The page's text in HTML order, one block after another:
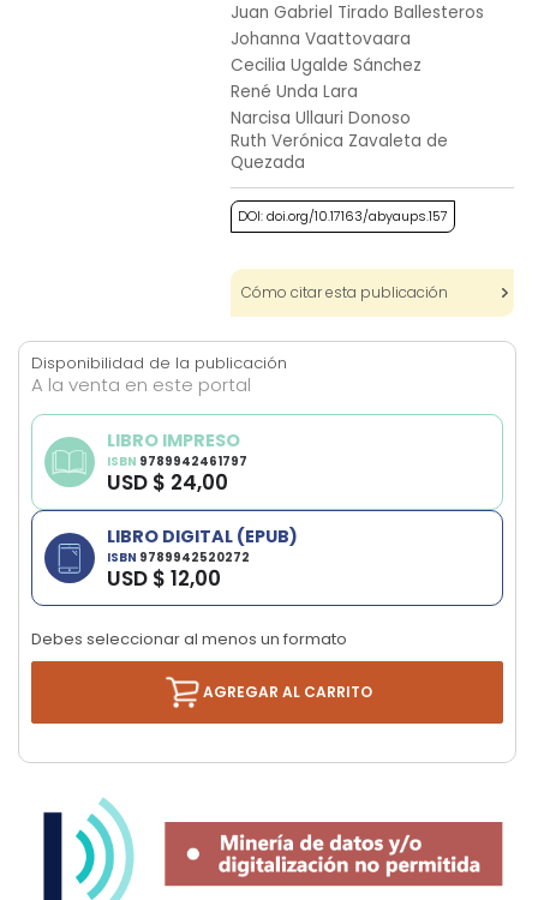
Juan Gabriel Tirado Ballesteros
Johanna Vaattovaara
Cecilia Ugalde Sánchez
René Unda Lara
Narcisa Ullauri Donoso
Ruth Verónica Zavaleta de
Quezada
DOI: doi.org/10.17163/abyaups.157
Cómo citar esta publicación
Disponibilidad de la publicación
A la venta en este portal
LIBRO IMPRESO
ISBN 9789942461797
USD $ 24,00
LIBRO DIGITAL (EPUB)
ISBN 9789942520272
USD $ 12,00
Debes seleccionar al menos un formato
AGREGAR AL CARRITO